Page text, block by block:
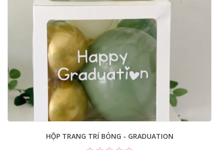
HỘP TRANG TRÍ BÓNG - GRADUATION